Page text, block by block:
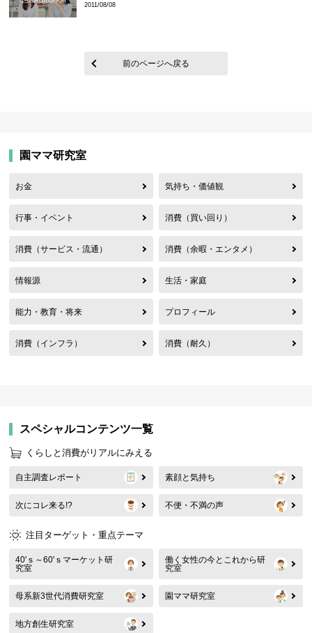
2011/08/08
前のページへ戻る
園ママ研究室
お金 気持ち・価値観
行事・イベント 消費（買い回り）
消費（サービス・流通） 消費（余暇・エンタメ）
情報源 生活・家庭
能力・教育・将来 プロフィール
消費（インフラ） 消費（耐久）
スペシャルコンテンツ一覧
くらしと消費がリアルにみえる
自主調査レポート 素顔と気持ち
次にコレ来る!? 不便・不満の声
注目ターゲット・重点テーマ
40'ｓ～60'ｓマーケット研
究室
働く女性の今とこれから研
究室
母系新3世代消費研究室 園ママ研究室
地方創生研究室